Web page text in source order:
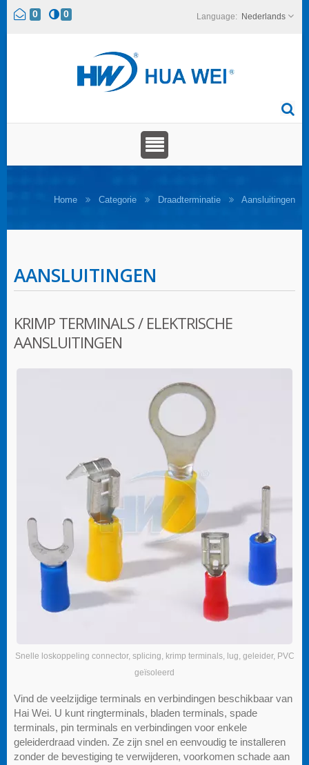
0 0 Nederlands
Home Categorie Draadterminatie Aansluitingen
AANSLUITINGEN
KRIMP TERMINALS / ELEKTRISCHE
AANSLUITINGEN
Snelle loskoppeling connector, splicing, krimp terminals, lug, geleider, PVC
geïsoleerd
Vind de veelzijdige terminals en verbindingen beschikbaar van
Hai Wei. U kunt ringterminals, bladen terminals, spade
terminals, pin terminals en verbindingen voor enkele
geleiderdraad vinden. Ze zijn snel en eenvoudig te installeren
zonder de bevestiging te verwijderen, voorkomen schade aan